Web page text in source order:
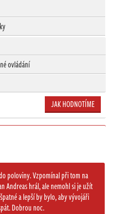
ovládání
JAK HODNOTÍME
poloviny. Vzpomínal při tom na
Andreas hrál, ale nemohl si je užít
a lepší by bylo, aby vývojáři
Dobrou noc.